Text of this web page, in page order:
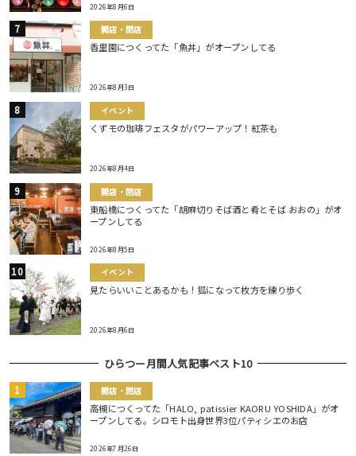
2026年8月6日
開店・閉店
香里園につくってた「魚丼」がオープンしてる
2026年8月3日
イベント
くずモの珈琲フェスタがパワーアップ！紅茶も
2026年8月4日
開店・閉店
東船橋につくってた「胡麻切りそば酒と肴とそば おおの」がオ
ープンしてる
2026年8月5日
イベント
見たらいいことあるかも！狐になって枚方を練り歩く
2026年8月6日
ひらつー月間人気記事ベスト10
開店・閉店
高槻につくってた「HALO, patissier KAORU YOSHIDA」がオ
ープンしてる。シロモト出身世界3位パティシエのお店
2026年7月26日